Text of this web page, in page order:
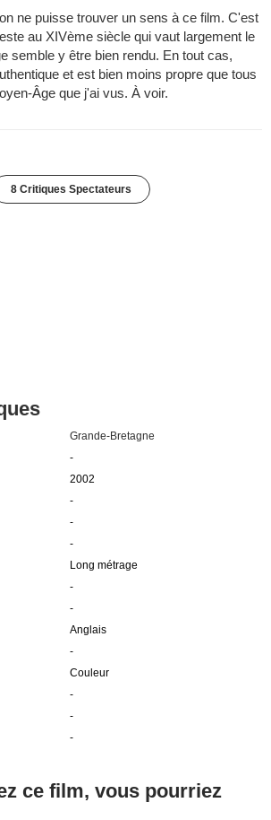
ne puisse trouver un sens à ce film. C'est
au XIVème siècle qui vaut largement le
semble y être bien rendu. En tout cas,
et est bien moins propre que tous
Âge que j'ai vus. À voir.
8 Critiques Spectateurs
Grande-Bretagne
-
2002
-
-
-
Long métrage
-
-
Anglais
-
Couleur
-
-
-
ce film, vous pourriez